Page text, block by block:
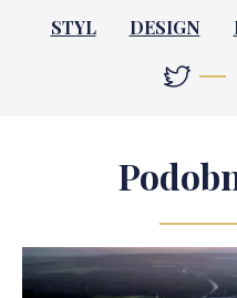
STYL DESIGN